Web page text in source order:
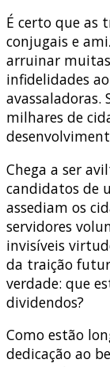
É certo que as
conjugais e
arruinar
infidelidades
avassaladoras.
milhares de
Chega a ser
candidatos de
assediam os
servidores
invisíveis
da traição
verdade: que
dividendos?
Como estão
dedicação ao